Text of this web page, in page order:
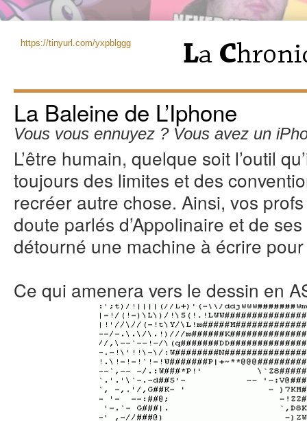
https://tinyurl.com/yxpblggg
La Baleine de L’Iphone
Vous vous ennuyez ? Vous avez un
L’être humain, quelque soit l’outil
toujours des limites et des
recréer autre chose. Ainsi, vos
doute parlés d’Appolinaire et de
détourné une machine à écrire
Ce qui amenera vers le dessin en